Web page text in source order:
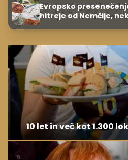
Evropsko
hitreje od Nemčije,
10 let in več kot 1.300